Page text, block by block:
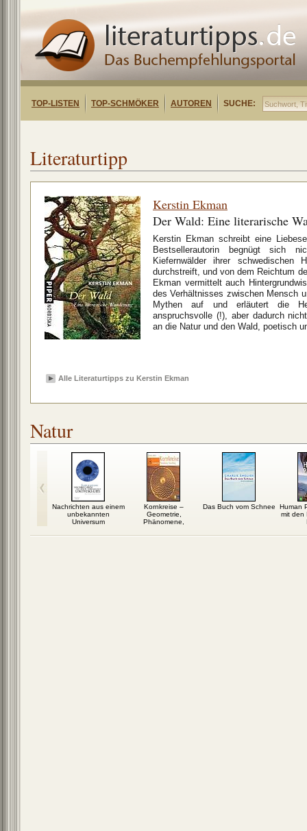
TOP-LISTEN TOP-SCHMÖKER AUTOREN SUCHE:
Literaturtipp
Kerstin Ekman
Der Wald: Eine literarische
Kerstin Ekman schreibt eine
Bestsellerautorin begnügt sich
Kiefernwälder ihrer
durchstreift, und von dem Reichtum
Ekman vermittelt auch
des Verhältnisses zwischen Mensch
Mythen auf und erläutert die
anspruchsvolle (!), aber dadurch
an die Natur und den Wald, poetisch
Alle Literaturtipps zu Kerstin Ekman
Natur
Nachrichten aus einem
unbekannten
Universum
Kornkreise –
Geometrie,
Phänomene,
Das Buch vom Schnee
Human
mit den